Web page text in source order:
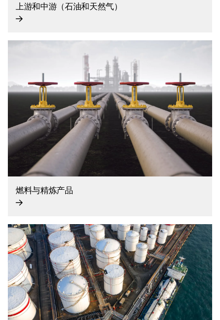
上游和中游（石油和天然气）
燃料与精炼产品